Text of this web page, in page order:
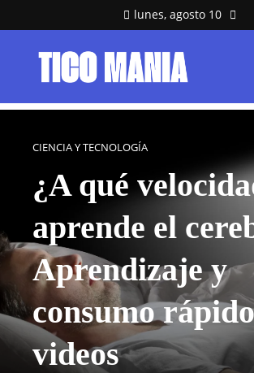
lunes, agosto 10
CIENCIA Y TECNOLOGÍA
¿A qué
aprende el
Aprendizaje y
consumo
videos